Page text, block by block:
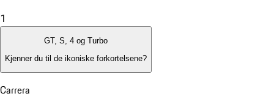
1
GT, S, 4 og Turbo
Kjenner du til de ikoniske forkortelsene?
Carrera